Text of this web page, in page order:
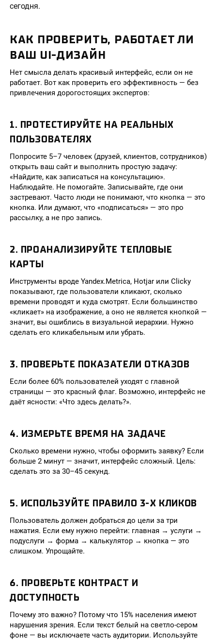
сегодня.
КАК ПРОВЕРИТЬ, РАБОТАЕТ ЛИ
ВАШ UI-ДИЗАЙН
Нет смысла делать красивый интерфейс, если он не
работает. Вот как проверить его эффективность — без
привлечения дорогостоящих экспертов:
1. ПРОТЕСТИРУЙТЕ НА РЕАЛЬНЫХ
ПОЛЬЗОВАТЕЛЯХ
Попросите 5–7 человек (друзей, клиентов, сотрудников)
открыть ваш сайт и выполнить простую задачу:
«Найдите, как записаться на консультацию».
Наблюдайте. Не помогайте. Записывайте, где они
застревают. Часто люди не понимают, что кнопка — это
кнопка. Или думают, что «подписаться» — это про
рассылку, а не про запись.
2. ПРОАНАЛИЗИРУЙТЕ ТЕПЛОВЫЕ
КАРТЫ
Инструменты вроде Yandex.Metrica, Hotjar или Clicky
показывают, где пользователи кликают, сколько
времени проводят и куда смотрят. Если большинство
«кликает» на изображение, а оно не является кнопкой —
значит, вы ошиблись в визуальной иерархии. Нужно
сделать его кликабельным или убрать.
3. ПРОВЕРЬТЕ ПОКАЗАТЕЛИ ОТКАЗОВ
Если более 60% пользователей уходят с главной
страницы — это красный флаг. Возможно, интерфейс не
даёт ясности: «Что здесь делать?».
4. ИЗМЕРЬТЕ ВРЕМЯ НА ЗАДАЧЕ
Сколько времени нужно, чтобы оформить заявку? Если
больше 2 минут — значит, интерфейс сложный. Цель:
сделать это за 30–45 секунд.
5. ИСПОЛЬЗУЙТЕ ПРАВИЛО 3-Х КЛИКОВ
Пользователь должен добраться до цели за три
нажатия. Если ему нужно перейти: главная → услуги →
подуслуги → форма → калькулятор → кнопка — это
слишком. Упрощайте.
6. ПРОВЕРЬТЕ КОНТРАСТ И
ДОСТУПНОСТЬ
Почему это важно? Потому что 15% населения имеют
нарушения зрения. Если текст белый на светло-сером
фоне — вы исключаете часть аудитории. Используйте